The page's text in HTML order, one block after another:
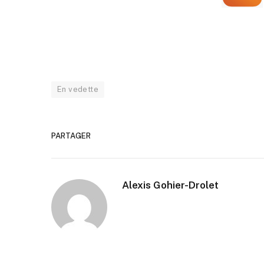
En vedette
PARTAGER
Alexis Gohier-Drolet